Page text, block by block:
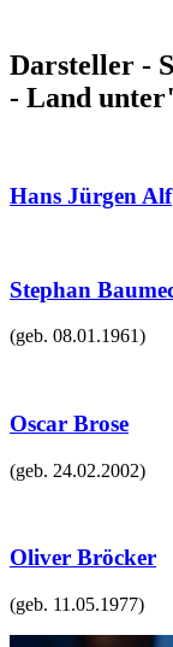
Darsteller -
- Land
Hans Jürgen Alf
Stephan
(geb. 08.01.1961)
Oscar Brose
(geb. 24.02.2002)
Oliver Bröcker
(geb. 11.05.1977)